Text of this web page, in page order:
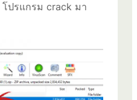
โปรแกรม crack มา